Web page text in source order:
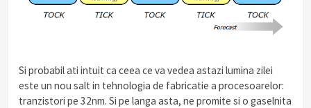
Si probabil ati intuit ca ceea ce va vedea astazi lumina zilei
este un nou salt in tehnologia de fabricatie a procesoarelor:
tranzistori pe 32nm. Si pe langa asta, ne promite si o gaselnita